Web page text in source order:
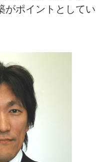
がポイントとしてい